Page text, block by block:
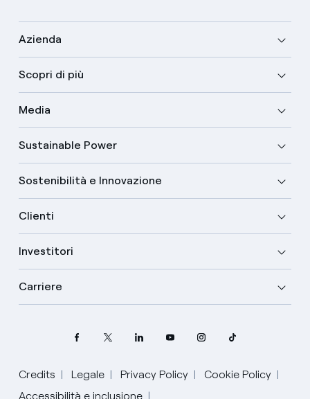
Azienda
Scopri di più
Media
Sustainable Power
Sostenibilità e Innovazione
Clienti
Investitori
Carriere
Credits Legale Privacy Policy
Cookie Policy
Accessibilità e inclusione
Seleziona la tua lingua